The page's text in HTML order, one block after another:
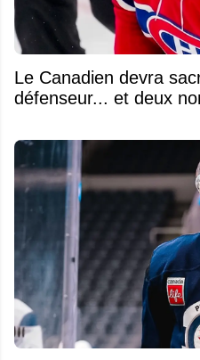
Le Canadien devra
défenseur... et deux